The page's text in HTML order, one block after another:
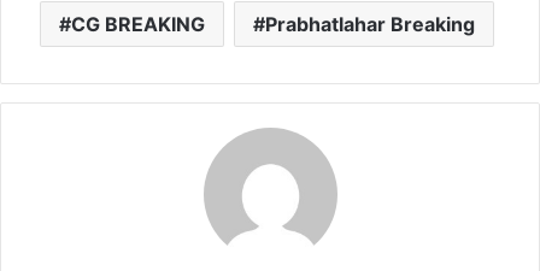
CG BREAKING Prabhatlahar Breaking